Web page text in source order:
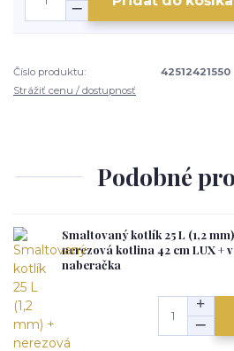
Číslo produktu:
42512421550
Strážiť cenu / dostupnosť
Podobné
Smaltovaný kotlík 25 L (1,2
nerezová kotlina 42 cm LUX +
naberačka